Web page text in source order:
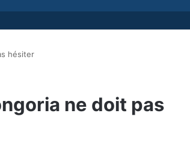
hésiter
ne doit pas